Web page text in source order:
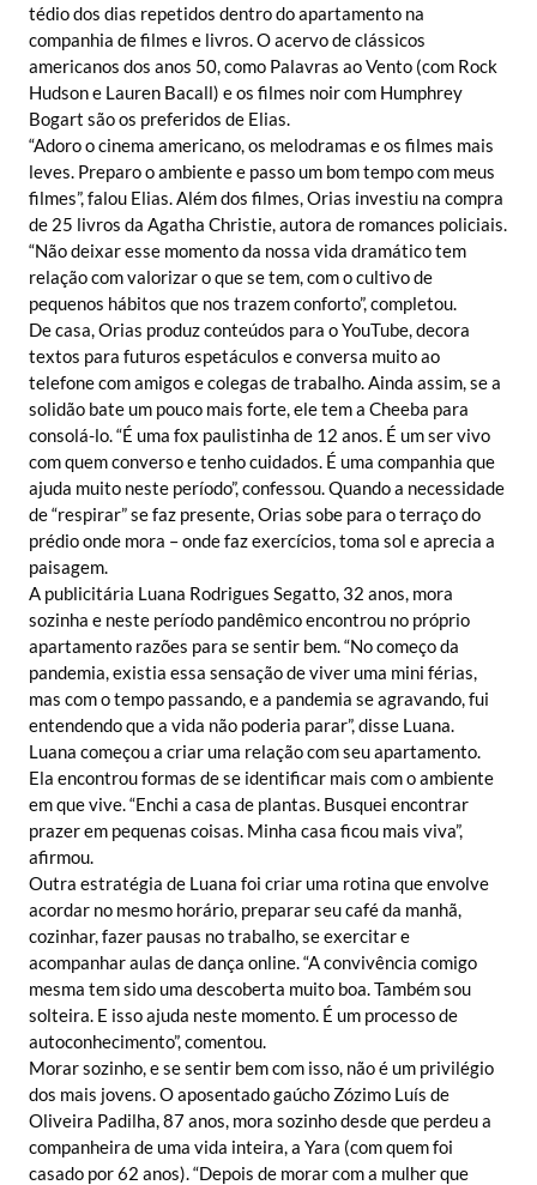
tédio dos dias repetidos dentro do apartamento na
companhia de filmes e livros. O acervo de clássicos
americanos dos anos 50, como Palavras ao Vento (com Rock
Hudson e Lauren Bacall) e os filmes noir com Humphrey
Bogart são os preferidos de Elias.
“Adoro o cinema americano, os melodramas e os filmes mais
leves. Preparo o ambiente e passo um bom tempo com meus
filmes”, falou Elias. Além dos filmes, Orias investiu na compra
de 25 livros da Agatha Christie, autora de romances policiais.
“Não deixar esse momento da nossa vida dramático tem
relação com valorizar o que se tem, com o cultivo de
pequenos hábitos que nos trazem conforto”, completou.
De casa, Orias produz conteúdos para o YouTube, decora
textos para futuros espetáculos e conversa muito ao
telefone com amigos e colegas de trabalho. Ainda assim, se a
solidão bate um pouco mais forte, ele tem a Cheeba para
consolá-lo. “É uma fox paulistinha de 12 anos. É um ser vivo
com quem converso e tenho cuidados. É uma companhia que
ajuda muito neste período”, confessou. Quando a necessidade
de “respirar” se faz presente, Orias sobe para o terraço do
prédio onde mora – onde faz exercícios, toma sol e aprecia a
paisagem.
A publicitária Luana Rodrigues Segatto, 32 anos, mora
sozinha e neste período pandêmico encontrou no próprio
apartamento razões para se sentir bem. “No começo da
pandemia, existia essa sensação de viver uma mini férias,
mas com o tempo passando, e a pandemia se agravando, fui
entendendo que a vida não poderia parar”, disse Luana.
Luana começou a criar uma relação com seu apartamento.
Ela encontrou formas de se identificar mais com o ambiente
em que vive. “Enchi a casa de plantas. Busquei encontrar
prazer em pequenas coisas. Minha casa ficou mais viva”,
afirmou.
Outra estratégia de Luana foi criar uma rotina que envolve
acordar no mesmo horário, preparar seu café da manhã,
cozinhar, fazer pausas no trabalho, se exercitar e
acompanhar aulas de dança online. “A convivência comigo
mesma tem sido uma descoberta muito boa. Também sou
solteira. E isso ajuda neste momento. É um processo de
autoconhecimento”, comentou.
Morar sozinho, e se sentir bem com isso, não é um privilégio
dos mais jovens. O aposentado gaúcho Zózimo Luís de
Oliveira Padilha, 87 anos, mora sozinho desde que perdeu a
companheira de uma vida inteira, a Yara (com quem foi
casado por 62 anos). “Depois de morar com a mulher que